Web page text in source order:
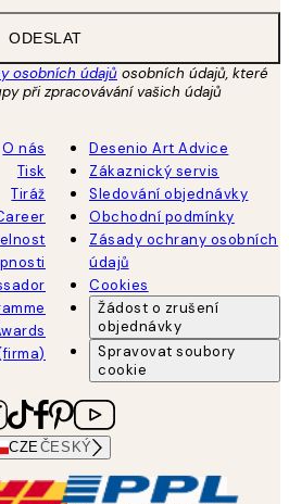
ODESLAT
osobních údajů osobních údajů, které
při zpracovávání vašich údajů
O nás
Tisk
Tiráž
Desenio Art Advice
Zákaznický servis
Sledování objednávky
Obchodní podmínky
Zásady ochrany osobních
údajů
Cookies
Žádost o zrušení
objednávky
Spravovat soubory
cookie
CZEČESKÝ